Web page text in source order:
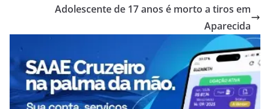
Adolescente de 17 anos é morto a tiros em
Aparecida